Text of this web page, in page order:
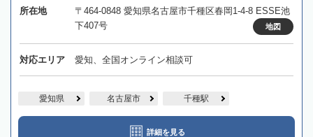
所在地
〒464-0848 愛知県名古屋市千種区春岡1-4-8 ESSE池
下407号
地図
対応エリア 愛知、全国オンライン相談可
愛知県 名古屋市 千種駅
詳細を見る